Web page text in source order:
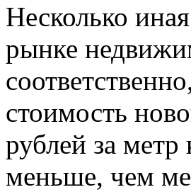
Несколько
рынке
стоимость
рублей за
меньше, чем